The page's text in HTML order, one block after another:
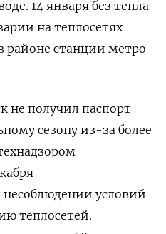
14 января без тепла
на теплосетях
районе станции метро
не получил паспорт
сезону из-за более
условий
теплосетей.